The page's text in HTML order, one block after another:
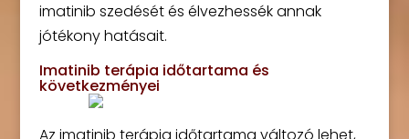
imatinib szedését és élvezhessék annak
jótékony hatásait.
Imatinib terápia időtartama és
következményei